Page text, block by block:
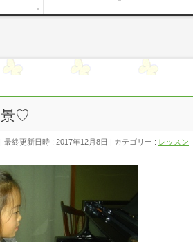
景♡
最終更新日時 : 2017年12月8日 カテゴリー : レッスン